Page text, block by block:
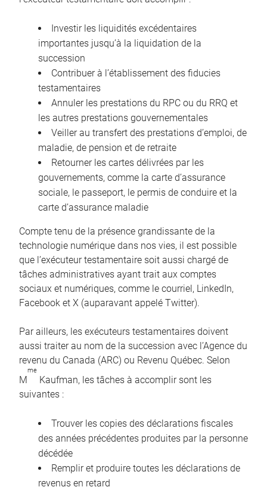
Investir les liquidités excédentaires
importantes jusqu’à la liquidation de la
succession
Contribuer à l’établissement des fiducies
testamentaires
Annuler les prestations du RPC ou du RRQ et
les autres prestations gouvernementales
Veiller au transfert des prestations d’emploi, de
maladie, de pension et de retraite
Retourner les cartes délivrées par les
gouvernements, comme la carte d’assurance
sociale, le passeport, le permis de conduire et la
carte d’assurance maladie
Compte tenu de la présence grandissante de la
technologie numérique dans nos vies, il est possible
que l’exécuteur testamentaire soit aussi chargé de
tâches administratives ayant trait aux comptes
sociaux et numériques, comme le courriel, LinkedIn,
Facebook et X (auparavant appelé Twitter).
Par ailleurs, les exécuteurs testamentaires doivent
aussi traiter au nom de la succession avec l’Agence du
revenu du Canada (ARC) ou Revenu Québec. Selon
M
me
Kaufman, les tâches à accomplir sont les
suivantes :
Trouver les copies des déclarations fiscales
des années précédentes produites par la personne
décédée
Remplir et produire toutes les déclarations de
revenus en retard